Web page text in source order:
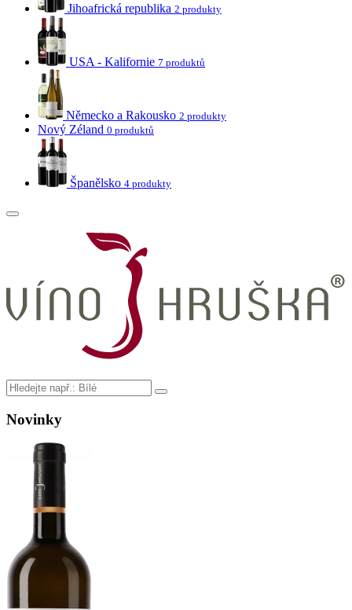
Jihoafrická republika 2 produkty
USA - Kalifornie 7 produktů
Německo a Rakousko 2 produkty
Nový Zéland 0 produktů
Španělsko 4 produkty
Novinky